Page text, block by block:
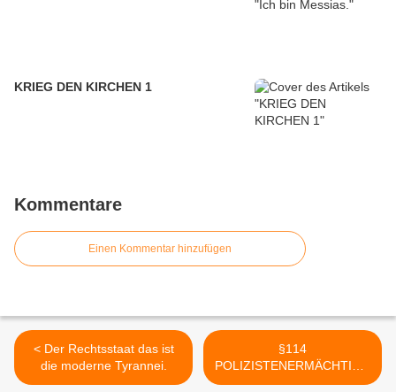
KRIEG DEN KIRCHEN 1
Kommentare
Einen Kommentar hinzufügen
< Der Rechtsstaat das ist
die moderne Tyrannei.
§114
POLIZISTENERMÄCHTIGU
NGSGESETZ 2017 >